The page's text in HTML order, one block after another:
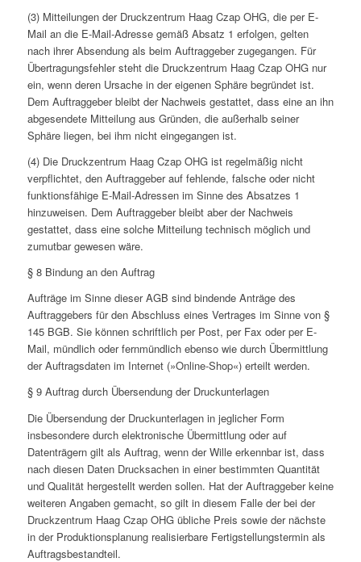
(3) Mitteilungen der Druckzentrum Haag Czap OHG, die per E-
Mail an die E-Mail-Adresse gemäß Absatz 1 erfolgen, gelten
nach ihrer Absendung als beim Auftraggeber zugegangen. Für
Übertragungsfehler steht die Druckzentrum Haag Czap OHG nur
ein, wenn deren Ursache in der eigenen Sphäre begründet ist.
Dem Auftraggeber bleibt der Nachweis gestattet, dass eine an ihn
abgesendete Mitteilung aus Gründen, die außerhalb seiner
Sphäre liegen, bei ihm nicht eingegangen ist.
(4) Die Druckzentrum Haag Czap OHG ist regelmäßig nicht
verpflichtet, den Auftraggeber auf fehlende, falsche oder nicht
funktionsfähige E-Mail-Adressen im Sinne des Absatzes 1
hinzuweisen. Dem Auftraggeber bleibt aber der Nachweis
gestattet, dass eine solche Mitteilung technisch möglich und
zumutbar gewesen wäre.
§ 8 Bindung an den Auftrag
Aufträge im Sinne dieser AGB sind bindende Anträge des
Auftraggebers für den Abschluss eines Vertrages im Sinne von §
145 BGB. Sie können schriftlich per Post, per Fax oder per E-
Mail, mündlich oder fernmündlich ebenso wie durch Übermittlung
der Auftragsdaten im Internet (»Online-Shop«) erteilt werden.
§ 9 Auftrag durch Übersendung der Druckunterlagen
Die Übersendung der Druckunterlagen in jeglicher Form
insbesondere durch elektronische Übermittlung oder auf
Datenträgern gilt als Auftrag, wenn der Wille erkennbar ist, dass
nach diesen Daten Drucksachen in einer bestimmten Quantität
und Qualität hergestellt werden sollen. Hat der Auftraggeber keine
weiteren Angaben gemacht, so gilt in diesem Falle der bei der
Druckzentrum Haag Czap OHG übliche Preis sowie der nächste
in der Produktionsplanung realisierbare Fertigstellungstermin als
Auftragsbestandteil.